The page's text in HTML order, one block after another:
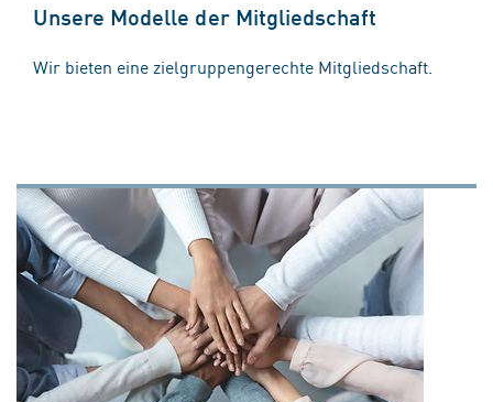
Unsere Modelle der Mitgliedschaft
Wir bieten eine zielgruppengerechte Mitgliedschaft.